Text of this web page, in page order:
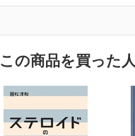
この商品を買った